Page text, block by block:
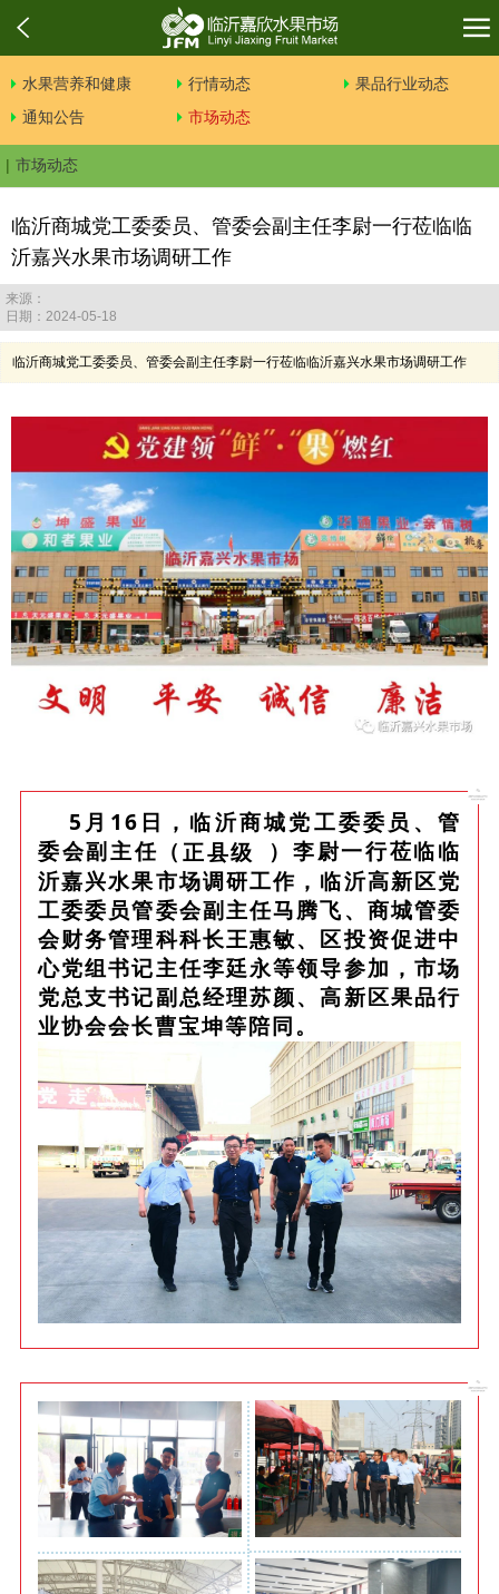
水果营养和健康 行情动态
果品行业动态
通知公告
市场动态
市场动态
临沂商城党工委委员、管委会副主任李尉一行莅临临
沂嘉兴水果市场调研工作
来源：
日期：2024-05-18
临沂商城党工委委员、管委会副主任李尉一行莅临临沂嘉兴水果市场调研工作
5月16日，临沂商城党工委委员、管
委会副主任（正县级
）李尉一行莅临临
沂嘉兴水果市场调研工作，临沂高新区党
工委委员管委会副主任马腾飞、商城管委
会财务管理科科长王惠敏、区投资促进中
心党组书记主任李廷永等领导参加，市场
党总支书记副总经理苏颜、高新区果品行
业协会会长曹宝坤等陪同。